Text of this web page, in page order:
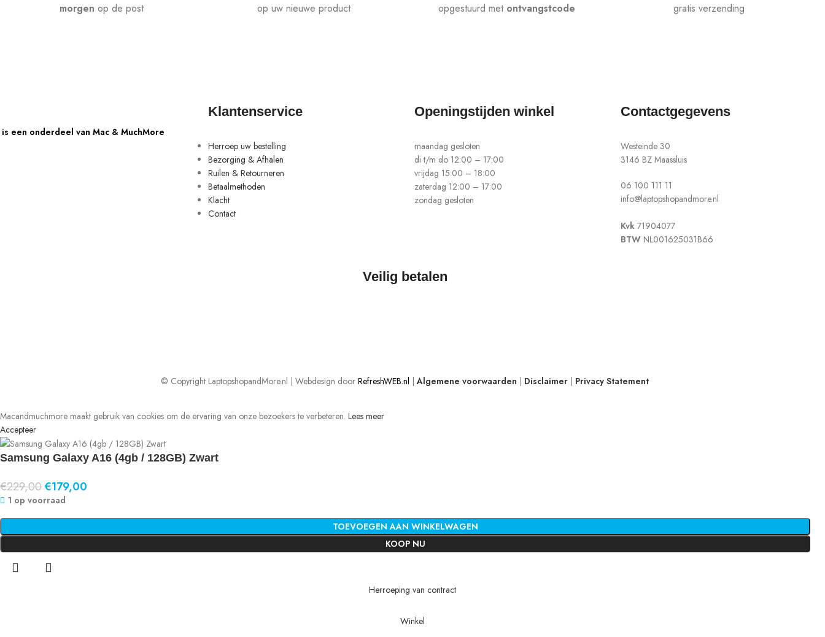
morgen op de post
op uw nieuwe product
opgestuurd met ontvangstcode
gratis verzending
is een onderdeel van Mac & MuchMore
Klantenservice
Herroep uw bestelling
Bezorging & Afhalen
Ruilen & Retourneren
Betaalmethoden
Klacht
Contact
Openingstijden winkel
maandag gesloten
di t/m do 12:00 – 17:00
vrijdag 15:00 – 18:00
zaterdag 12:00 – 17:00
zondag gesloten
Contactgegevens
Westeinde 30
3146 BZ Maassluis
06 100 111 11
info@laptopshopandmore.nl
Kvk71904077
BTWNL001625031B66
Veilig betalen
© Copyright LaptopshopandMore.nl | Webdesign doorRefreshWEB.nl |Algemene voorwaarden | Disclaimer | Privacy Statement
Macandmuchmore maakt gebruik van cookies om de ervaring van onze bezoekers te verbeteren. Lees meer
Accepteer
Samsung Galaxy A16 (4gb / 128GB) Zwart
€229,00€179,00
1 op voorraad
TOEVOEGEN AAN WINKELWAGEN
KOOP NU
Herroeping van contract
Winkel